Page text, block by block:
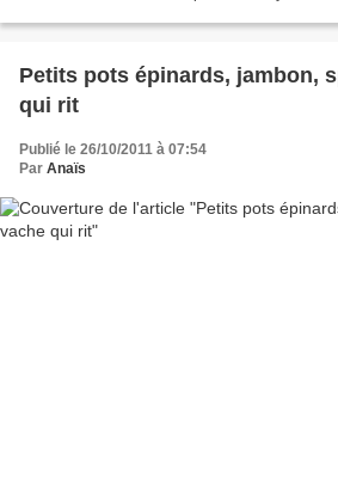
Petits pots épinards, jambon,
qui rit
Publié le 26/10/2011 à 07:54
Par Anaïs